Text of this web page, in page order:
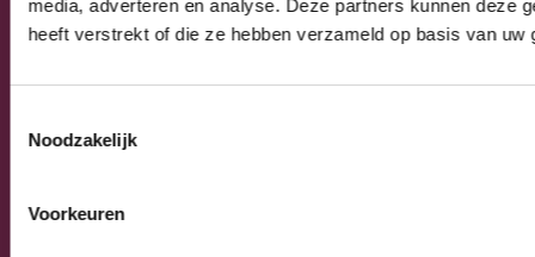
media, adverteren en analyse. Deze partners kunnen deze
heeft verstrekt of die ze hebben verzameld op basis van
Noodzakelijk
Voorkeuren
Algemene verkoop-, leverings- en
Privacy Policy
© 2026 Burnex Group B.V. | Design by